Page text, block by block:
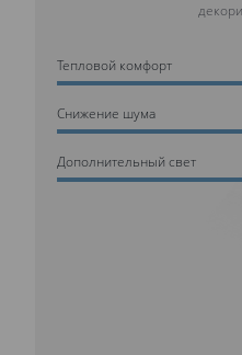
Тепловой комфорт
Cнижение шума
Дополнительный свет